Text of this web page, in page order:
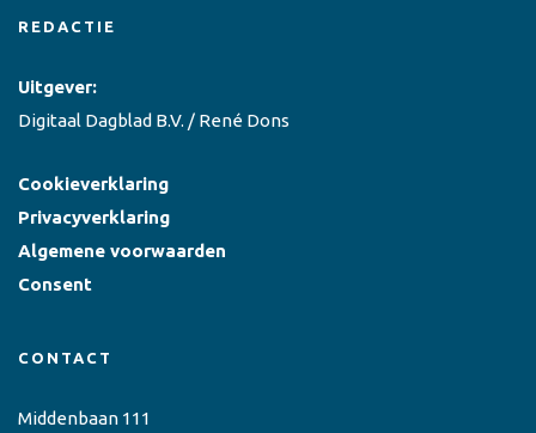
REDACTIE
Uitgever:
Digitaal Dagblad B.V. / René Dons
Cookieverklaring
Privacyverklaring
Algemene voorwaarden
Consent
CONTACT
Middenbaan 111